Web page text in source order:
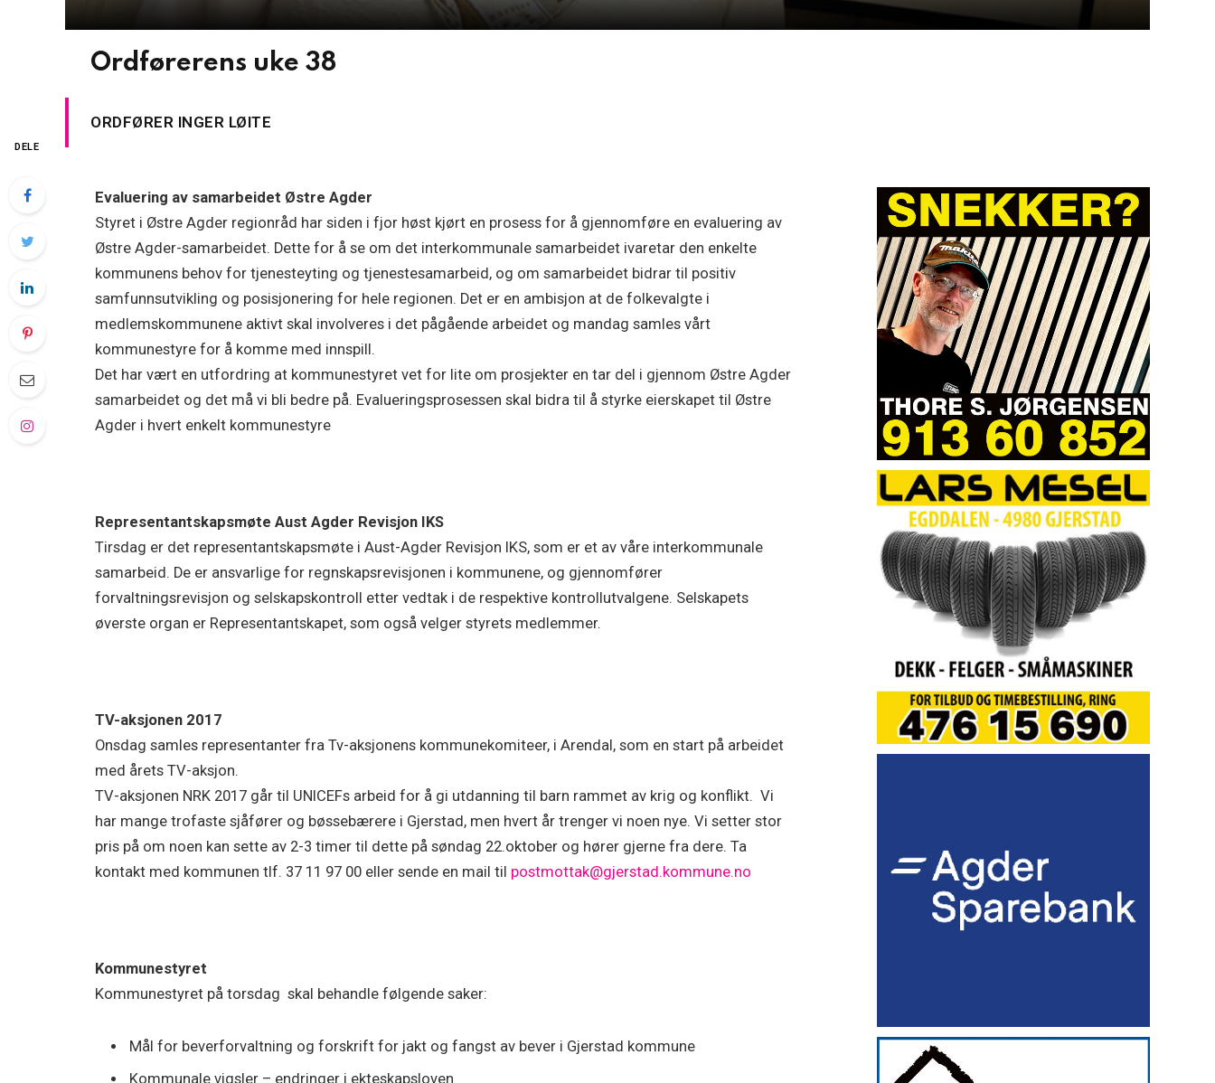
Ordførerens uke 38
ORDFØRER INGER LØITE
DELE
Evaluering av samarbeidet Østre Agder
Styret i Østre Agder regionråd har siden i fjor høst kjørt en prosess for å gjennomføre en evaluering av
Østre Agder-samarbeidet. Dette for å se om det interkommunale samarbeidet ivaretar den enkelte
kommunens behov for tjenesteyting og tjenestesamarbeid, og om samarbeidet bidrar til positiv
samfunnsutvikling og posisjonering for hele regionen. Det er en ambisjon at de folkevalgte i
medlemskommunene aktivt skal involveres i det pågående arbeidet og mandag samles vårt
kommunestyre for å komme med innspill.
Det har vært en utfordring at kommunestyret vet for lite om prosjekter en tar del i gjennom Østre Agder
samarbeidet og det må vi bli bedre på. Evalueringsprosessen skal bidra til å styrke eierskapet til Østre
Agder i hvert enkelt kommunestyre
Representantskapsmøte Aust Agder Revisjon IKS
Tirsdag er det representantskapsmøte i Aust-Agder Revisjon IKS, som er et av våre interkommunale
samarbeid. De er ansvarlige for regnskapsrevisjonen i kommunene, og gjennomfører
forvaltningsrevisjon og selskapskontroll etter vedtak i de respektive kontrollutvalgene. Selskapets
øverste organ er Representantskapet, som også velger styrets medlemmer.
TV-aksjonen 2017
Onsdag samles representanter fra Tv-aksjonens kommunekomiteer, i Arendal, som en start på arbeidet
med årets TV-aksjon.
TV-aksjonen NRK 2017 går til UNICEFs arbeid for å gi utdanning til barn rammet av krig og konflikt. Vi
har mange trofaste sjåfører og bøssebærere i Gjerstad, men hvert år trenger vi noen nye. Vi setter stor
pris på om noen kan sette av 2-3 timer til dette på søndag 22.oktober og hører gjerne fra dere. Ta
kontakt med kommunen tlf. 37 11 97 00 eller sende en mail til postmottak@gjerstad.kommune.no
Kommunestyret
Kommunestyret på torsdag skal behandle følgende saker:
Mål for beverforvaltning og forskrift for jakt og fangst av bever i Gjerstad kommune
Kommunale vigsler – endringer i ekteskapsloven